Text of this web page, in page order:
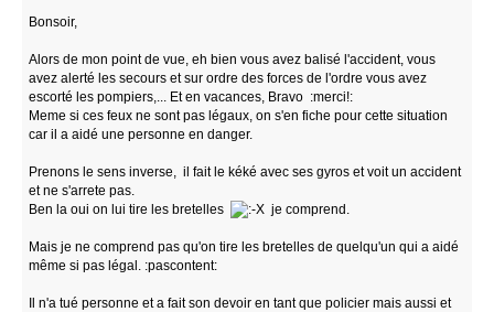
Bonsoir,
Alors de mon point de vue, eh bien vous avez balisé l'accident, vous
avez alerté les secours et sur ordre des forces de l'ordre vous avez
escorté les pompiers,... Et en vacances, Bravo :merci!:
Meme si ces feux ne sont pas légaux, on s'en fiche pour cette situation
car il a aidé une personne en danger.
Prenons le sens inverse, il fait le kéké avec ses gyros et voit un accident
et ne s'arrete pas.
Ben la oui on lui tire les bretelles
je comprend.
Mais je ne comprend pas qu'on tire les bretelles de quelqu'un qui a aidé
même si pas légal. :pascontent:
Il n'a tué personne et a fait son devoir en tant que policier mais aussi et